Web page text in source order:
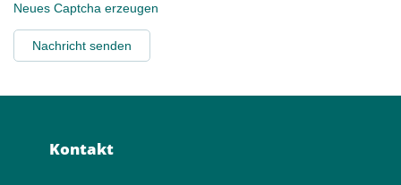
Neues Captcha erzeugen
Footer
Kontakt